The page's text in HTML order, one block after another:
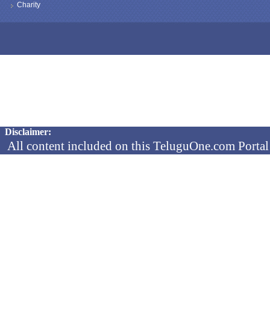
Charity
Disclaimer:
All content included on this TeluguOne.com